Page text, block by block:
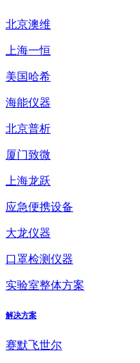
北京澳维
上海一恒
美国哈希
海能仪器
北京普析
厦门致微
上海龙跃
应急便携设备
大龙仪器
口罩检测仪器
实验室整体方案
解决方案
赛默飞世尔